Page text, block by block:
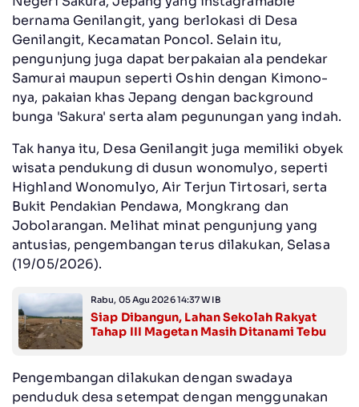
bernama Genilangit, yang berlokasi di Desa
Genilangit, Kecamatan Poncol. Selain itu,
pengunjung juga dapat berpakaian ala pendekar
Samurai maupun seperti Oshin dengan Kimono-
nya, pakaian khas Jepang dengan background
bunga 'Sakura' serta alam pegunungan yang indah.
Tak hanya itu, Desa Genilangit juga memiliki obyek
wisata pendukung di dusun wonomulyo, seperti
Highland Wonomulyo, Air Terjun Tirtosari, serta
Bukit Pendakian Pendawa, Mongkrang dan
Jobolarangan. Melihat minat pengunjung yang
antusias, pengembangan terus dilakukan, Selasa
(19/05/2026).
Rabu, 05 Agu 2026 14:37 WIB
Siap Dibangun, Lahan Sekolah Rakyat
Tahap III Magetan Masih Ditanami Tebu
Pengembangan dilakukan dengan swadaya
penduduk desa setempat dengan menggunakan